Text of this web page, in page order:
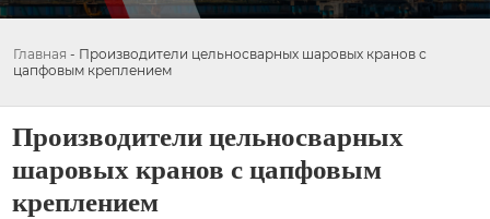
Главная - Производители цельносварных шаровых кранов с
цапфовым креплением
Производители цельносварных
шаровых кранов с цапфовым
креплением